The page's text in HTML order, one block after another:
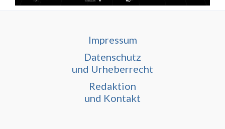
Impressum
Datenschutz
und Urheberrecht
Redaktion
und Kontakt